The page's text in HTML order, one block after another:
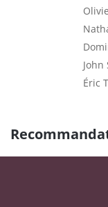
John
Éric